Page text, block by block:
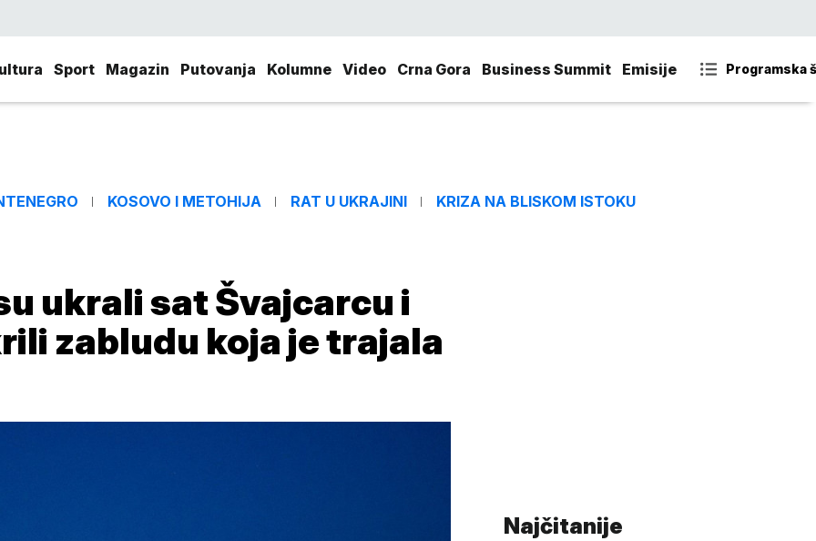
Sport Magazin Putovanja Kolumne Video Crna Gora Business Summit Emisije Programska
KOSOVO I METOHIJA RAT U UKRAJINI KRIZA NA BLISKOM ISTOKU
ukrali sat Švajcarcu i
zabludu koja je trajala
Najčitanije